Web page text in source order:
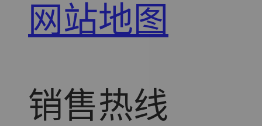
网站地图
销售热线